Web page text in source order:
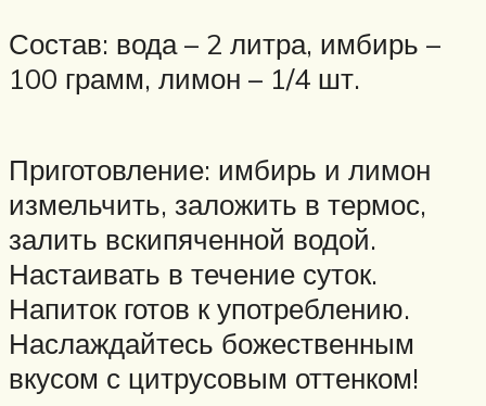
Состав: вода – 2 литра, имбирь –
100 грамм, лимон – 1/4 шт.
Приготовление: имбирь и лимон
измельчить, заложить в термос,
залить вскипяченной водой.
Настаивать в течение суток.
Напиток готов к употреблению.
Наслаждайтесь божественным
вкусом с цитрусовым оттенком!